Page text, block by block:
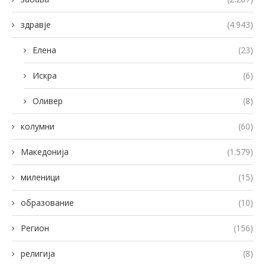
здравје (4.943)
Елена (23)
Искра (6)
Оливер (8)
колумни (60)
Македонија (1.579)
миленици (15)
образование (10)
Регион (156)
религија (8)